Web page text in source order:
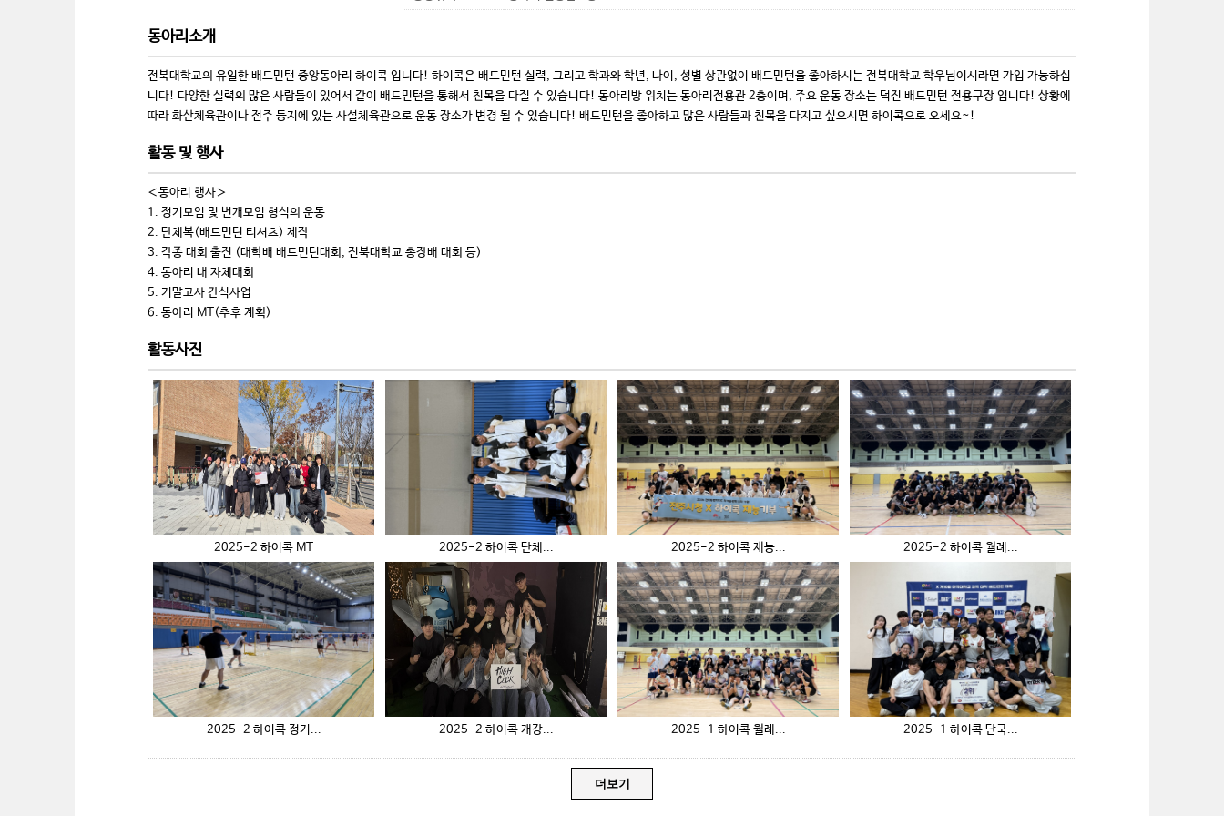
동아리소개
전북대학교의 유일한 배드민턴 중앙동아리 하이콕 입니다! 하이콕은 배드민턴 실력, 그리고 학과와 학년, 나이, 성별 상관없이 배드민턴을 좋아하시는 전북대학교 학우님이시라면 가입 가능하십
니다! 다양한 실력의 많은 사람들이 있어서 같이 배드민턴을 통해서 친목을 다질 수 있습니다! 동아리방 위치는 동아리전용관 2층이며, 주요 운동 장소는 덕진 배드민턴 전용구장 입니다! 상황에
따라 화산체육관이나 전주 등지에 있는 사설체육관으로 운동 장소가 변경 될 수 있습니다! 배드민턴을 좋아하고 많은 사람들과 친목을 다지고 싶으시면 하이콕으로 오세요~!
활동 및 행사
＜동아리 행사＞
1. 정기모임 및 번개모임 형식의 운동
2. 단체복(배드민턴 티셔츠) 제작
3. 각종 대회 출전 (대학배 배드민턴대회, 전북대학교 총장배 대회 등)
4. 동아리 내 자체대회
5. 기말고사 간식사업
6. 동아리 MT(추후 계획)
활동사진
2025-2 하이콕 MT 2025-2 하이콕 단체... 2025-2 하이콕 재능... 2025-2 하이콕 월례...
2025-2 하이콕 정기... 2025-2 하이콕 개강... 2025-1 하이콕 월례... 2025-1 하이콕 단국...
더보기